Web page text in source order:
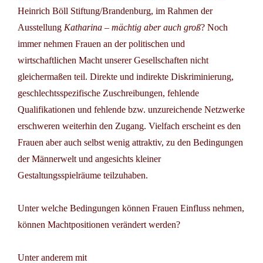
Heinrich Böll Stiftung/Brandenburg, im Rahmen der
Ausstellung Katharina – mächtig aber auch groß? Noch
immer nehmen Frauen an der politischen und
wirtschaftlichen Macht unserer Gesellschaften nicht
gleichermaßen teil. Direkte und indirekte Diskriminierung,
geschlechtsspezifische Zuschreibungen, fehlende
Qualifikationen und fehlende bzw. unzureichende Netzwerke
erschweren weiterhin den Zugang. Vielfach erscheint es den
Frauen aber auch selbst wenig attraktiv, zu den Bedingungen
der Männerwelt und angesichts kleiner
Gestaltungsspielräume teilzuhaben.
Unter welche Bedingungen können Frauen Einfluss nehmen,
können Machtpositionen verändert werden?
Unter anderem mit